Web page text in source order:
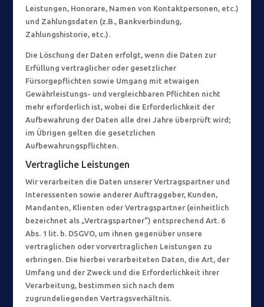
Leistungen, Honorare, Namen von Kontaktpersonen, etc.)
und Zahlungsdaten (z.B., Bankverbindung,
Zahlungshistorie, etc.).
Die Löschung der Daten erfolgt, wenn die Daten zur
Erfüllung vertraglicher oder gesetzlicher
Fürsorgepflichten sowie Umgang mit etwaigen
Gewährleistungs- und vergleichbaren Pflichten nicht
mehr erforderlich ist, wobei die Erforderlichkeit der
Aufbewahrung der Daten alle drei Jahre überprüft wird;
im Übrigen gelten die gesetzlichen
Aufbewahrungspflichten.
Vertragliche Leistungen
Wir verarbeiten die Daten unserer Vertragspartner und
Interessenten sowie anderer Auftraggeber, Kunden,
Mandanten, Klienten oder Vertragspartner (einheitlich
bezeichnet als „Vertragspartner“) entsprechend Art. 6
Abs. 1 lit. b. DSGVO, um ihnen gegenüber unsere
vertraglichen oder vorvertraglichen Leistungen zu
erbringen. Die hierbei verarbeiteten Daten, die Art, der
Umfang und der Zweck und die Erforderlichkeit ihrer
Verarbeitung, bestimmen sich nach dem
zugrundeliegenden Vertragsverhältnis.